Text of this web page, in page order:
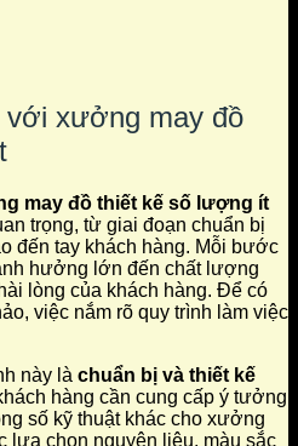
với xưởng may đồ
may đồ thiết kế số lượng ít
trọng, từ giai đoạn chuẩn bị
đến tay khách hàng. Mỗi bước
hưởng lớn đến chất lượng
lòng của khách hàng. Để có
việc nắm rõ quy trình làm việc
này là chuẩn bị và thiết kế
hàng cần cung cấp ý tưởng
số kỹ thuật khác cho xưởng
lựa chọn nguyên liệu, màu sắc